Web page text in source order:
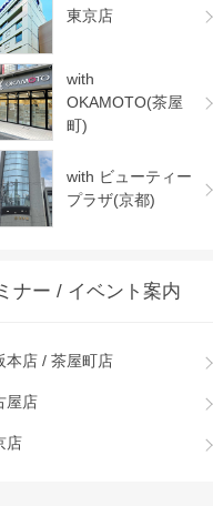
東京店
with
OKAMOTO(茶屋
町)
with ビューティー
プラザ(京都)
ナー / イベント案内
本店 / 茶屋町店
屋店
店